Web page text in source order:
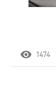
1474